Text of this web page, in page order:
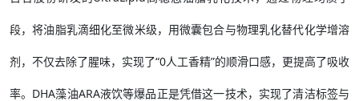
段，将油脂乳滴细化至微米级，用微囊包合与物理乳化替代化学增溶
剂，不仅去除了腥味，实现了“0人工香精”的顺滑口感，更提高了吸收
率。DHA藻油ARA液饮等爆品正是凭借这一技术，实现了清洁标签与